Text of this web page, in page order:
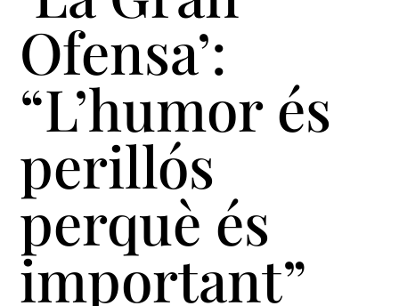
Ofensa’:
“L’humor és
perillós
perquè és
important”